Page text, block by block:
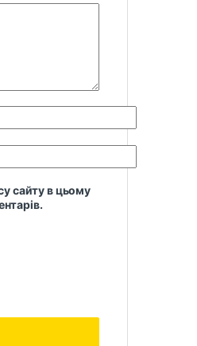
сайту в цьому